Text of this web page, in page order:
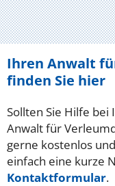
Ihren Anwalt
finden Sie hier
Sollten Sie Hilfe bei
Anwalt für
gerne kostenlos
einfach eine kurze
Kontaktformular.